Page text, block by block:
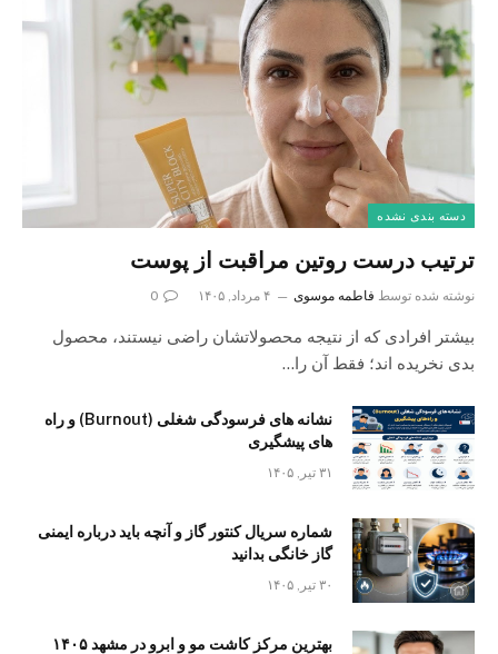
دسته بندی نشده
ترتیب درست روتین مراقبت از پوست
نوشته شده توسط فاطمه موسوی ۴ مرداد, ۱۴۰۵ 0
بیشتر افرادی که از نتیجه محصولاتشان راضی نیستند، محصول
بدی نخریده اند؛ فقط آن را…
نشانه های فرسودگی شغلی (Burnout) و راه
های پیشگیری
۳۱ تیر, ۱۴۰۵
شماره سریال کنتور گاز و آنچه باید درباره ایمنی
گاز خانگی بدانید
۳۰ تیر, ۱۴۰۵
بهترین مرکز کاشت مو و ابرو در مشهد ۱۴۰۵